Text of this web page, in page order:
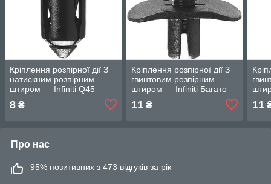
Кріплення розпірної дії З
натискним розпірним
штиром — Infiniti Q45
8 ₴
Кріплення розпірної дії З
гвинтовим розпірним
штиром — Infiniti Багато
11₴ 11
Про нас
95% позитивних з 473 відгуків за рік